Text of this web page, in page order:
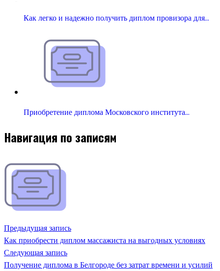
Как легко и надежно получить диплом провизора для…
Приобретение диплома Московского института…
Навигация по записям
Предыдущая запись
Как приобрести диплом массажиста на выгодных условиях
Следующая запись
Получение диплома в Белгороде без затрат времени и усилий